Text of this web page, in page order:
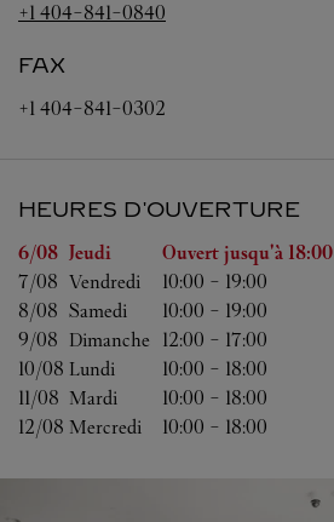
+1 404-841-0840
FAX
+1 404-841-0302
HEURES D'OUVERTURE
Jour de la semaine Heures d'ouverture
6/08 Jeudi Ouvert jusqu'à 18:00
7/08 Vendredi 10:00 - 19:00
8/08 Samedi 10:00 - 19:00
9/08 Dimanche 12:00 - 17:00
10/08 Lundi 10:00 - 18:00
11/08 Mardi 10:00 - 18:00
12/08 Mercredi 10:00 - 18:00